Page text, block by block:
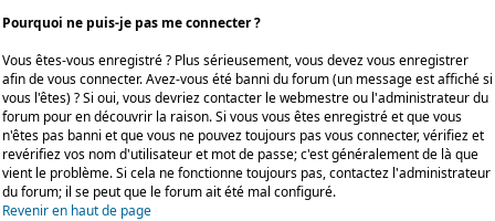
Pourquoi ne puis-je pas me connecter ?
Vous êtes-vous enregistré ? Plus sérieusement, vous devez vous enregistrer
afin de vous connecter. Avez-vous été banni du forum (un message est affiché si
vous l'êtes) ? Si oui, vous devriez contacter le webmestre ou l'administrateur du
forum pour en découvrir la raison. Si vous vous êtes enregistré et que vous
n'êtes pas banni et que vous ne pouvez toujours pas vous connecter, vérifiez et
revérifiez vos nom d'utilisateur et mot de passe; c'est généralement de là que
vient le problème. Si cela ne fonctionne toujours pas, contactez l'administrateur
du forum; il se peut que le forum ait été mal configuré.
Revenir en haut de page